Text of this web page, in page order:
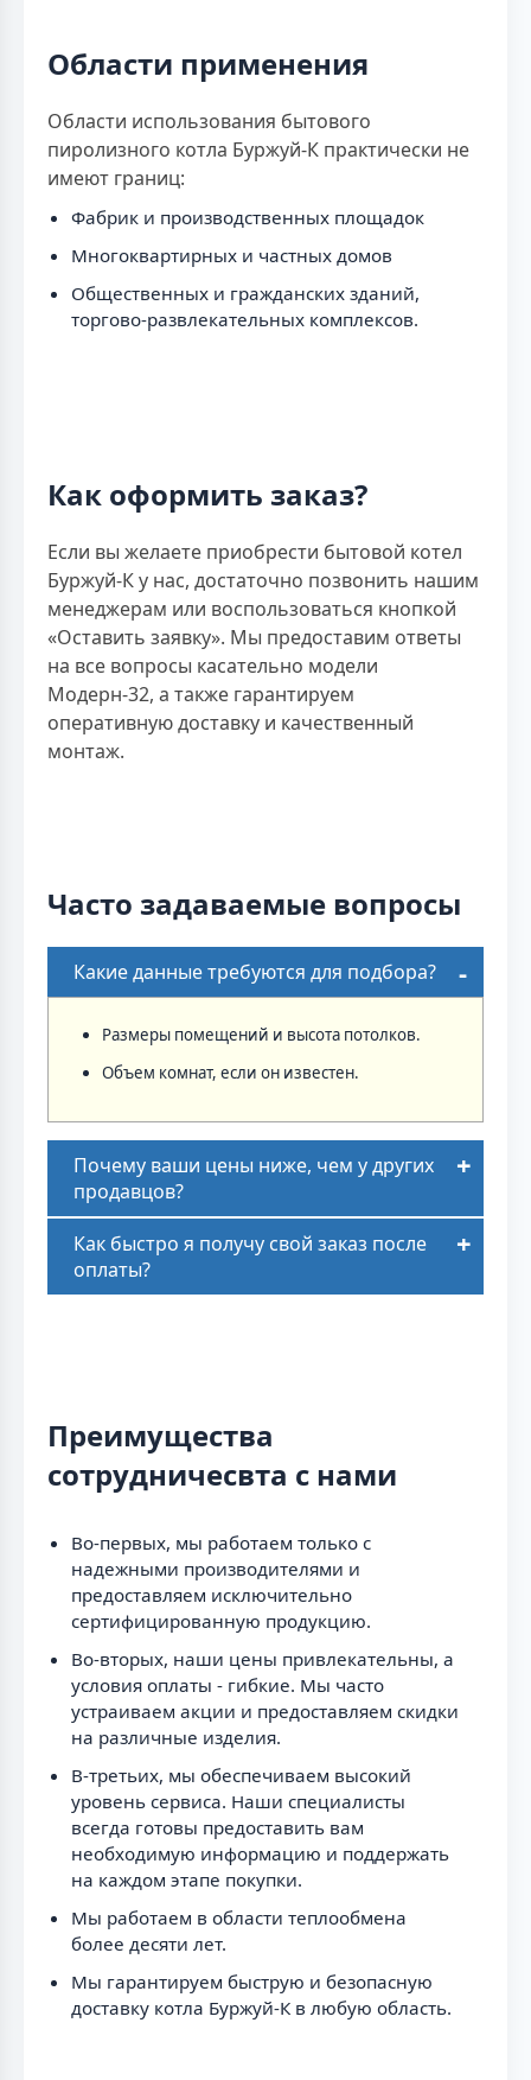
Области применения
Области использования бытового
пиролизного котла Буржуй-К практически не
имеют границ:
Фабрик и производственных площадок
Многоквартирных и частных домов
Общественных и гражданских зданий,
торгово-развлекательных комплексов.
Как оформить заказ?
Если вы желаете приобрести бытовой котел
Буржуй-К у нас, достаточно позвонить нашим
менеджерам или воспользоваться кнопкой
«Оставить заявку». Мы предоставим ответы
на все вопросы касательно модели
Модерн-32, а также гарантируем
оперативную доставку и качественный
монтаж.
Часто задаваемые вопросы
Какие данные требуются для подбора?
Размеры помещений и высота потолков.
Объем комнат, если он известен.
Почему ваши цены ниже, чем у других
продавцов?
Как быстро я получу свой заказ после
оплаты?
Преимущества
сотрудничесвта с нами
Во-первых, мы работаем только с
надежными производителями и
предоставляем исключительно
сертифицированную продукцию.
Во-вторых, наши цены привлекательны, а
условия оплаты - гибкие. Мы часто
устраиваем акции и предоставляем скидки
на различные изделия.
В-третьих, мы обеспечиваем высокий
уровень сервиса. Наши специалисты
всегда готовы предоставить вам
необходимую информацию и поддержать
на каждом этапе покупки.
Мы работаем в области теплообмена
более десяти лет.
Мы гарантируем быструю и безопасную
доставку котла Буржуй-К в любую область.